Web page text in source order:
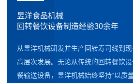
昱洋食品机械
回转餐饮设备制造经验30余年
从昱洋机械研发并生产回转寿司线到
高层次发展。无论从传统的回转餐饮
餐输送设备，昱洋机械始终坚持“以质